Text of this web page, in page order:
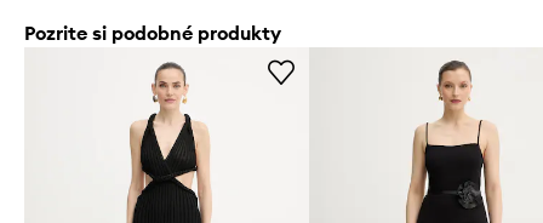
Pozrite si podobné produkty